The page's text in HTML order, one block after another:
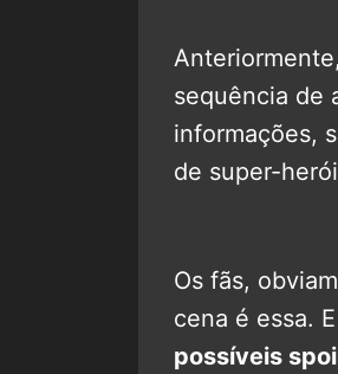
sequência de
informações,
de super-
Os fãs,
cena é essa.
possíveis